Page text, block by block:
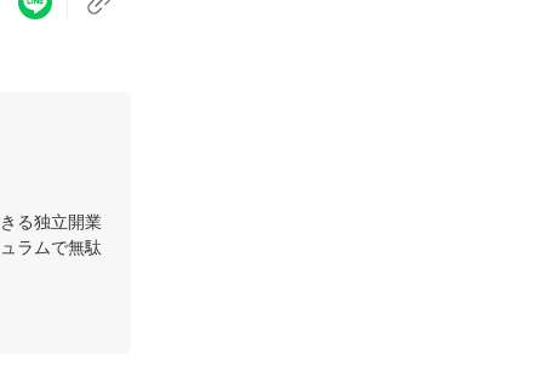
る独立開業
ラムで無駄